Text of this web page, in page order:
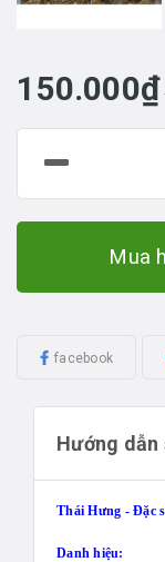
150.000₫
Mua
facebook
Hướng dẫn
Thái Hưng - Đặc
Danh hiệu: